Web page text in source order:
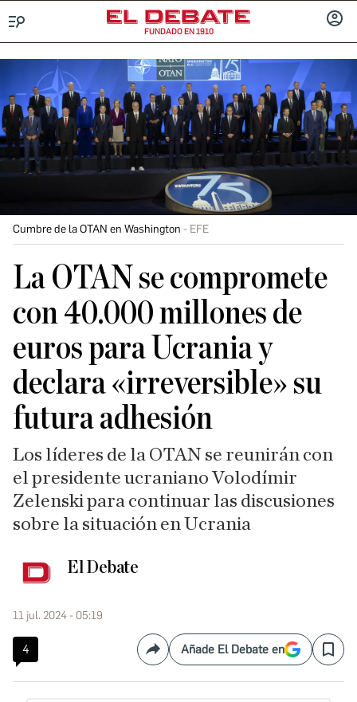
FUNDADO EN 1910
Cumbre de la OTAN en Washington EFE
La OTAN se compromete
con 40.000 millones de
euros para Ucrania y
declara «irreversible» su
futura adhesión
Los líderes de la OTAN se reunirán con
el presidente ucraniano Volodímir
Zelenski para continuar las discusiones
sobre la situación en Ucrania
El Debate
11 jul. 2024 - 05:19
4 CompartirAñade El Debate en Save